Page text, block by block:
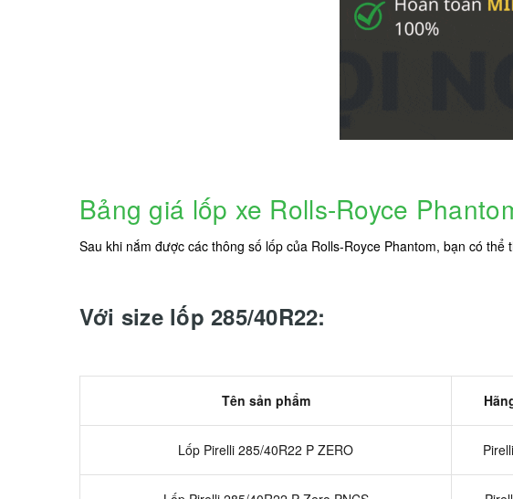
Bảng giá lốp xe Rolls-Royce
Sau khi nắm được các thông số lốp của Rolls-Royce Phantom, bạn có
Với size lốp 285/40R22:
Tên sản phẩm
Lốp Pirelli 285/40R22 P ZERO Pirelli